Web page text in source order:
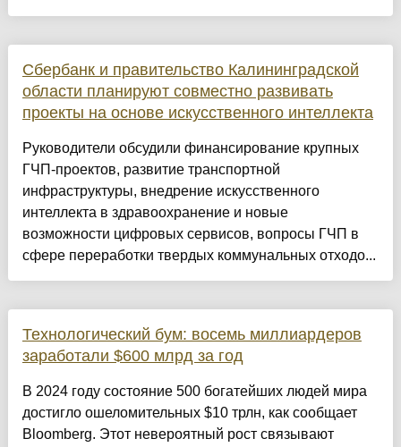
Сбербанк и правительство Калининградской
области планируют совместно развивать
проекты на основе искусственного интеллекта
Руководители обсудили финансирование крупных
ГЧП-проектов, развитие транспортной
инфраструктуры, внедрение искусственного
интеллекта в здравоохранение и новые
возможности цифровых сервисов, вопросы ГЧП в
сфере переработки твердых коммунальных отходо...
Технологический бум: восемь миллиардеров
заработали $600 млрд за год
В 2024 году состояние 500 богатейших людей мира
достигло ошеломительных $10 трлн, как сообщает
Bloomberg. Этот невероятный рост связывают